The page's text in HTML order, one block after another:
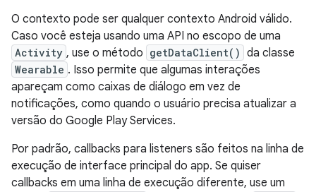
O contexto pode ser qualquer contexto Android válido.
Caso você esteja usando uma API no escopo de uma
Activity , use o método getDataClient() da classe
Wearable . Isso permite que algumas interações
apareçam como caixas de diálogo em vez de
notificações, como quando o usuário precisa atualizar a
versão do Google Play Services.
Por padrão, callbacks para listeners são feitos na linha de
execução de interface principal do app. Se quiser
callbacks em uma linha de execução diferente, use um